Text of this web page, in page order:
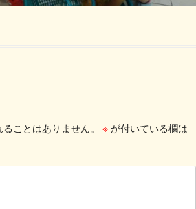
ことはありません。
※ が付いている欄は